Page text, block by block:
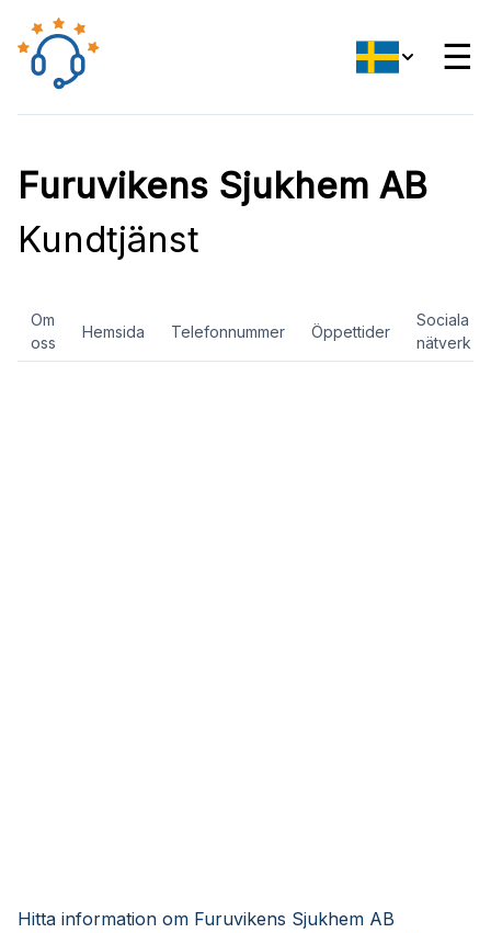
☰
Furuvikens Sjukhem AB
Kundtjänst
Om
oss
Hemsida Telefonnummer Öppettider
Sociala
nätverk
Hitta information om Furuvikens Sjukhem AB